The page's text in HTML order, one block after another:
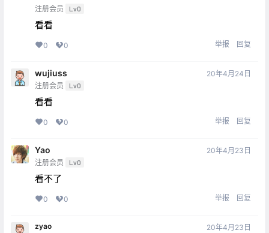
注册会员 Lv0
看看
0 0 举报 回复
wujiuss
注册会员 Lv0
20年4月24日
看看
0 0 举报 回复
Yao
注册会员 Lv0
20年4月23日
看不了
0 0 举报 回复
zyao
20年4月23日